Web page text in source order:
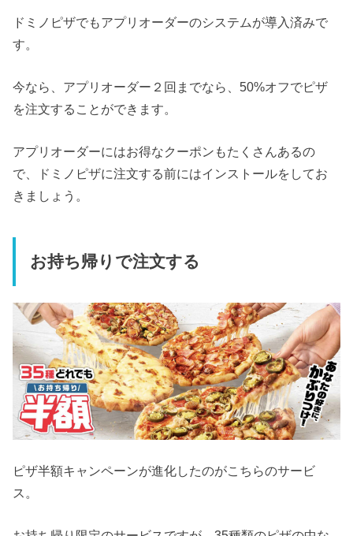
ドミノピザでもアプリオーダーのシステムが導入済みで
す。
今なら、アプリオーダー２回までなら、50%オフでピザ
を注文することができます。
アプリオーダーにはお得なクーポンもたくさんあるの
で、ドミノピザに注文する前にはインストールをしてお
きましょう。
お持ち帰りで注文する
ピザ半額キャンペーンが進化したのがこちらのサービ
ス。